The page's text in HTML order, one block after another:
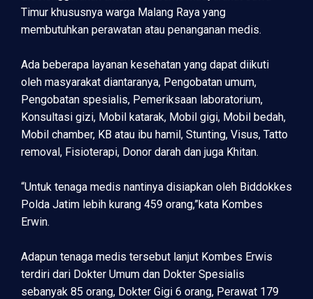
Timur khususnya warga Malang Raya yang
membutuhkan perawatan atau penanganan medis.
Ada beberapa layanan kesehatan yang dapat diikuti
oleh masyarakat diantaranya, Pengobatan umum,
Pengobatan spesialis, Pemeriksaan laboratorium,
Konsultasi gizi, Mobil katarak, Mobil gigi, Mobil bedah,
Mobil chamber, KB atau ibu hamil, Stunting, Visus, Tatto
removal, Fisioterapi, Donor darah dan juga Khitan.
“Untuk tenaga medis nantinya disiapkan oleh Biddokkes
Polda Jatim lebih kurang 459 orang,”kata Kombes
Erwin.
Adapun tenaga medis tersebut lanjut Kombes Erwis
terdiri dari Dokter Umum dan Dokter Spesialis
sebanyak 85 orang, Dokter Gigi 6 orang, Perawat 179